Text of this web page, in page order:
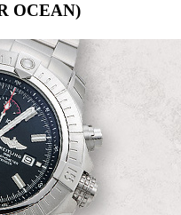
OCEAN)